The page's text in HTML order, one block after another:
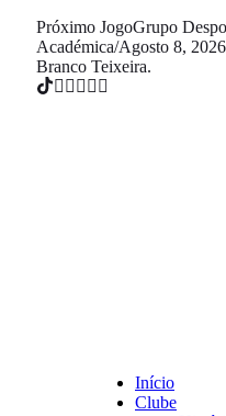
Próximo JogoGrupo
Académica/Agosto 8, 2026
Branco Teixeira.
Início
Clube